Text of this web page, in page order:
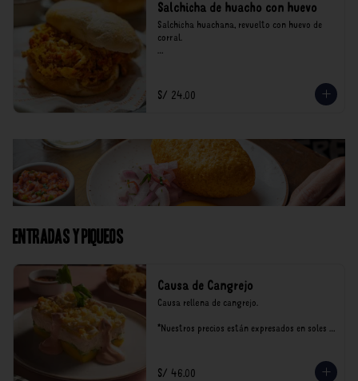
Salchicha de huacho con huevo
Salchicha huachana, revuelto con huevo de
corral.
consumo.
S/ 24.00
Entradas y Piqueos
Causa de Cangrejo
Causa rellena de cangrejo.
*Nuestros precios están expresados en soles e
S/ 46.00